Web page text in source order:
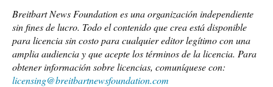
Breitbart News Foundation es una organización independiente
sin fines de lucro. Todo el contenido que crea está disponible
para licencia sin costo para cualquier editor legítimo con una
amplia audiencia y que acepte los términos de la licencia. Para
obtener información sobre licencias, comuníquese con:
licensing@breitbartnewsfoundation.com